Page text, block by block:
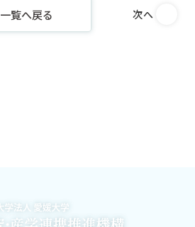
一覧へ戻る 次へ